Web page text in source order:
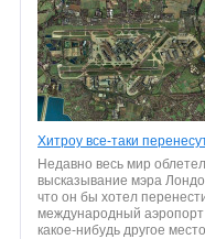
Хитроу все-таки
Недавно весь мир
высказывание мэра
что он бы хотел
международный
какое-нибудь другое